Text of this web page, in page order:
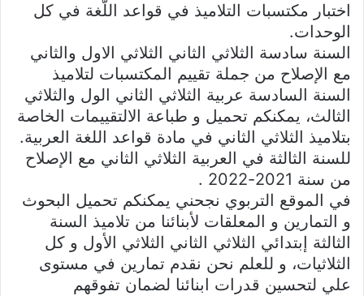
اختبار مكتسبات التلاميذ في قواعد اللّغة في كل
الوحدات.
السنة سادسة الثلاثي الثاني الثلاثي الاول والثاني
مع الإصلاح من جملة تقييم المكتسبات لتلاميذ
السنة السادسة عربية الثلاثي الثاني الول والثلاثي
الثالث، يمكنكم تحميل و طباعة الالتقييمات الخاصة
بتلاميذ الثلاثي الثاني في مادة قواعد اللغة العربية.
للسنة الثالثة في العربية الثلاثي الثاني مع الإصلاح
من سنة 2021-2022 .
في الموقع التربوي نجحني يمكنكم تحميل البحوث
و التمارين و المعلقات لأبنائنا من تلاميذ السنة
الثالثة إبتدائي الثلاثي الثاني الثلاثي الأول و كل
الثلاثيات، و للعلم نحن نقدم تمارين في مستوى
علي لتحسين قدرات ابنائنا لضمان تفوقهم